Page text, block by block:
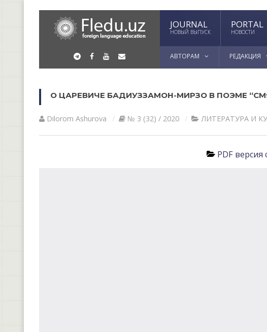
JOURNAL
НОВЫЙ ВЫПУСК
PORTAL
НОВОСТИ
АВТОРАМ РЕДАКЦИЯ
О ЦАРЕВИЧЕ БАДИУЗЗАМОН-МИРЗО В ПОЭМЕ
Dilorom Ashurova № 3 (32) / 2020 ЛИТЕРАТУРА И
PDF версия